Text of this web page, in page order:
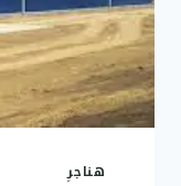
هناجرِ